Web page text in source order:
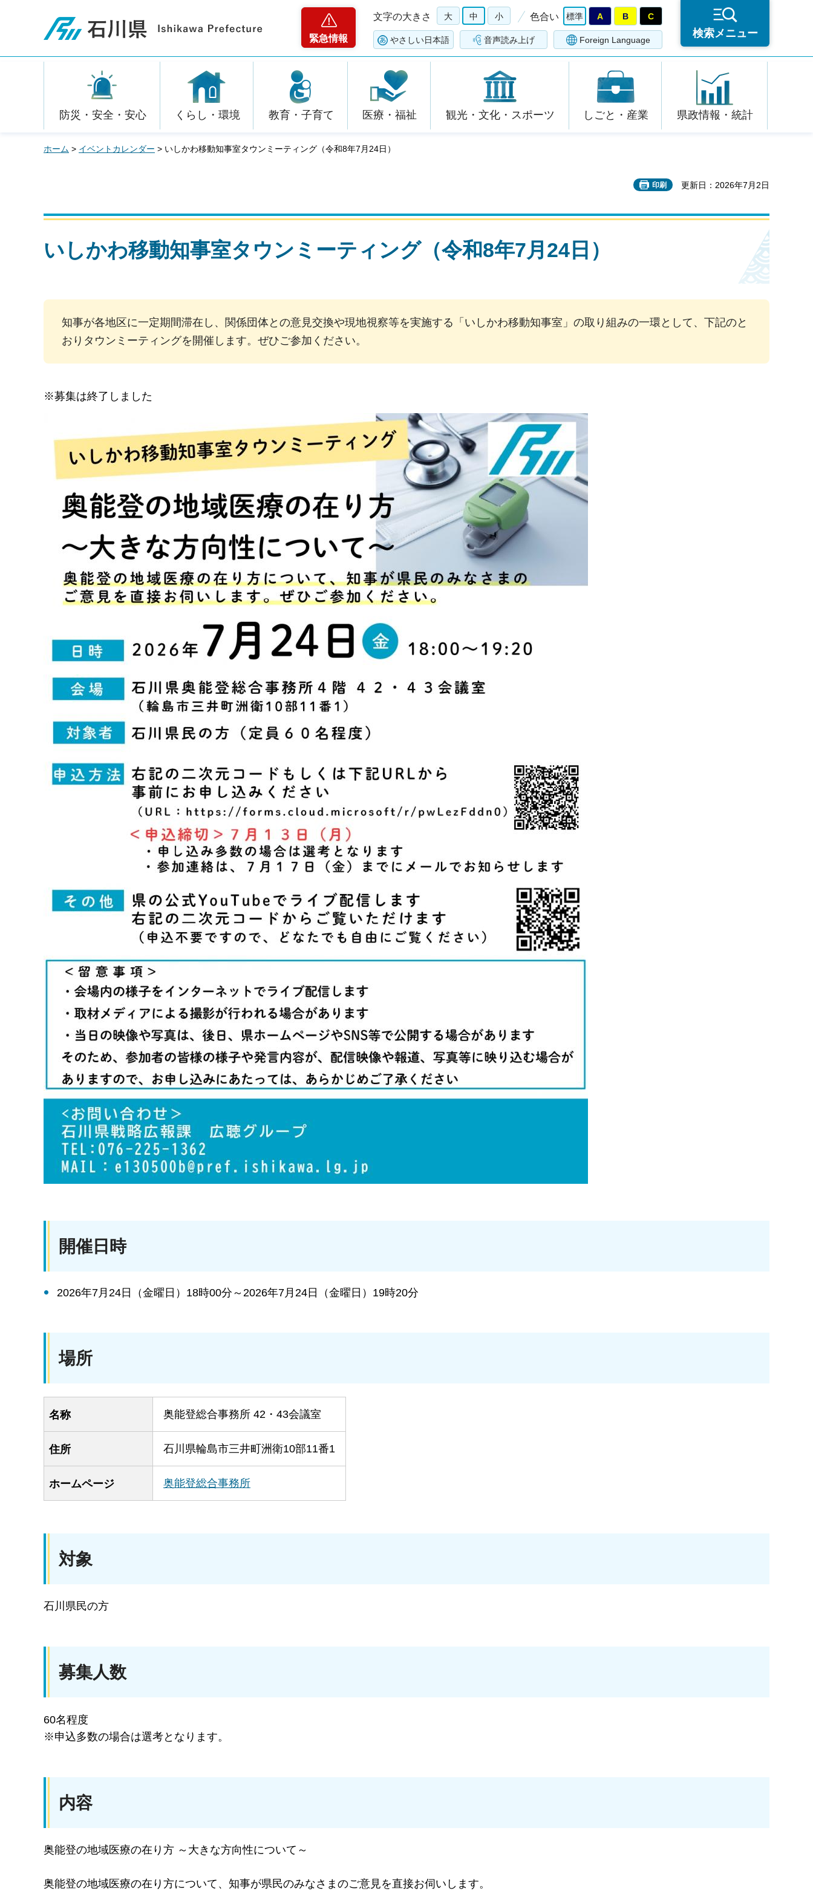
石川県
緊急情報
文字の大きさ 大 中 小 色合い 標準 A B C
やさしい日本語 音声読み上げ Foreign Language
検索メニュー
防災・安全・安心 くらし・環境 教育・子育て 医療・福祉 観光・文化・スポーツ しごと・産業 県政情報・統計
ホーム > イベントカレンダー > いしかわ移動知事室タウンミーティング（令和8年7月24日）
印刷 更新日：2026年7月2日
いしかわ移動知事室タウンミーティング（令和8年7月24日）
知事が各地区に一定期間滞在し、関係団体との意見交換や現地視察等を実施する「いしかわ移動知事室」の取り組みの一環として、下記のと
おりタウンミーティングを開催します。ぜひご参加ください。
※募集は終了しました
開催日時
2026年7月24日（金曜日）18時00分～2026年7月24日（金曜日）19時20分
場所
名称 奥能登総合事務所 42・43会議室
住所 石川県輪島市三井町洲衛10部11番1
ホームページ 奥能登総合事務所
対象
石川県民の方
募集人数
60名程度
※申込多数の場合は選考となります。
内容
奥能登の地域医療の在り方 ～大きな方向性について～
奥能登の地域医療の在り方について、知事が県民のみなさまのご意見を直接お伺いします。